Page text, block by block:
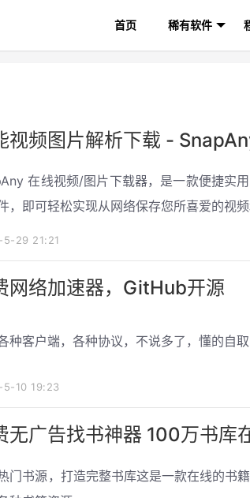
首页 稀有软件
视频图片解析下载 -
在线视频/图片下载器，是一款便捷实
，即可轻松实现从网络保存您所喜爱的视
5-29 21:21
网络加速器，GitHub开源
种客户端，各种协议，不说多了，懂的自取
5-10 19:23
无广告找书神器 100万书库
门书源，打造完整书库这是一款在线的书